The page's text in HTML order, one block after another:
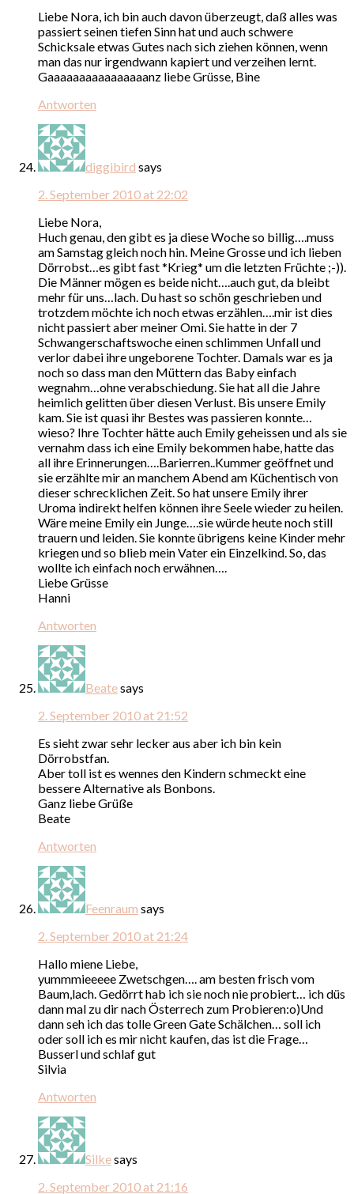
Liebe Nora, ich bin auch davon überzeugt, daß alles was
passiert seinen tiefen Sinn hat und auch schwere
Schicksale etwas Gutes nach sich ziehen können, wenn
man das nur irgendwann kapiert und verzeihen lernt.
Gaaaaaaaaaaaaaaaanz liebe Grüsse, Bine
Antworten
diggibird says
2. September 2010 at 22:02
Liebe Nora,
Huch genau, den gibt es ja diese Woche so billig….muss
am Samstag gleich noch hin. Meine Grosse und ich lieben
Dörrobst…es gibt fast *Krieg* um die letzten Früchte ;-)).
Die Männer mögen es beide nicht….auch gut, da bleibt
mehr für uns…lach. Du hast so schön geschrieben und
trotzdem möchte ich noch etwas erzählen….mir ist dies
nicht passiert aber meiner Omi. Sie hatte in der 7
Schwangerschaftswoche einen schlimmen Unfall und
verlor dabei ihre ungeborene Tochter. Damals war es ja
noch so dass man den Müttern das Baby einfach
wegnahm…ohne verabschiedung. Sie hat all die Jahre
heimlich gelitten über diesen Verlust. Bis unsere Emily
kam. Sie ist quasi ihr Bestes was passieren konnte…
wieso? Ihre Tochter hätte auch Emily geheissen und als sie
vernahm dass ich eine Emily bekommen habe, hatte das
all ihre Erinnerungen….Barierren..Kummer geöffnet und
sie erzählte mir an manchem Abend am Küchentisch von
dieser schrecklichen Zeit. So hat unsere Emily ihrer
Uroma indirekt helfen können ihre Seele wieder zu heilen.
Wäre meine Emily ein Junge….sie würde heute noch still
trauern und leiden. Sie konnte übrigens keine Kinder mehr
kriegen und so blieb mein Vater ein Einzelkind. So, das
wollte ich einfach noch erwähnen….
Liebe Grüsse
Hanni
Antworten
Beatesays
2. September 2010 at 21:52
Es sieht zwar sehr lecker aus aber ich bin kein
Dörrobstfan.
Aber toll ist es wennes den Kindern schmeckt eine
bessere Alternative als Bonbons.
Ganz liebe Grüße
Beate
Antworten
Feenraum says
2. September 2010 at 21:24
Hallo miene Liebe,
yummmieeeee Zwetschgen…. am besten frisch vom
Baum,lach. Gedörrt hab ich sie noch nie probiert… ich düs
dann mal zu dir nach Österrech zum Probieren:o)Und
dann seh ich das tolle Green Gate Schälchen… soll ich
oder soll ich es mir nicht kaufen, das ist die Frage…
Busserl und schlaf gut
Silvia
Antworten
Silkesays
2. September 2010 at 21:16